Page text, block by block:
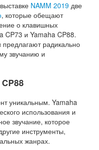
NAMM 2019 две
, которые обещают
о клавишных
CP73 и Yamaha CP88.
радикально
звучанию и
уникальным. Yamaha
использования и
звучание, которое
инструменты,
жанрах.